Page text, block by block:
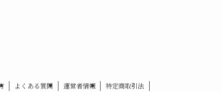
よくある質問 運営者情報 特定商取引法